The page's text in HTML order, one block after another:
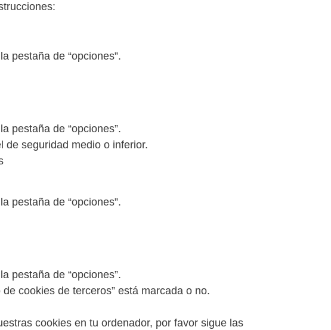
pestaña de “opciones”.
pestaña de “opciones”.
de seguridad medio o inferior.
pestaña de “opciones”.
pestaña de “opciones”.
cookies de terceros” está marcada o no.
cookies en tu ordenador, por favor sigue las